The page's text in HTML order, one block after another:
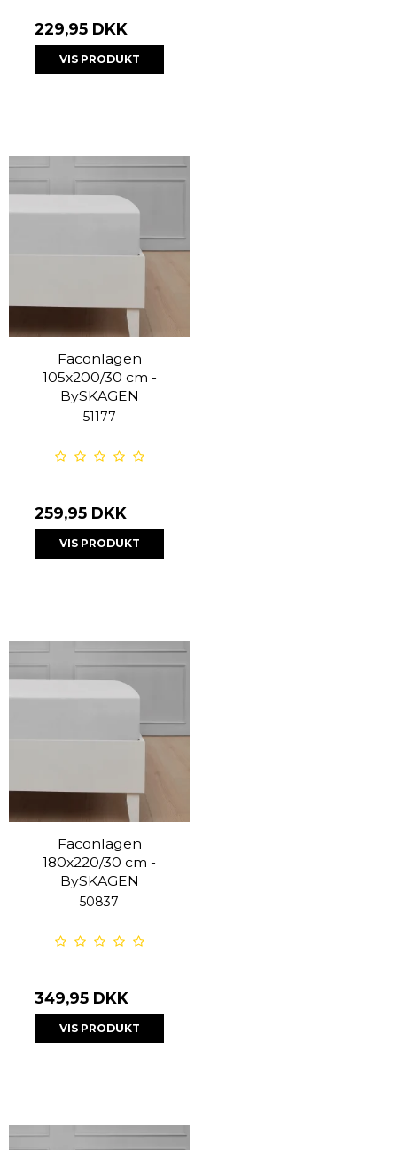
229,95 DKK
VIS PRODUKT
Faconlagen
105x200/30 cm -
BySKAGEN
51177
259,95 DKK
VIS PRODUKT
Faconlagen
180x220/30 cm -
BySKAGEN
50837
349,95 DKK
VIS PRODUKT